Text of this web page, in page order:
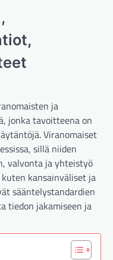
ja
jonka tavoitteena on
Viranomaiset
sillä niiden
valvonta ja yhteistyö
kansainväliset ja
sääntelystandardien
tiedon jakamiseen ja